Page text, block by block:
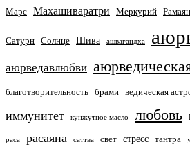
Марс
Махашиваратри Меркурий
Сатурн Солнце Шива ашвагандха
аюрведавлюбви
благотворительность брами ведическая
иммунитет кунжутное масло любовь
раса расаяна саттва свет стресс тантра